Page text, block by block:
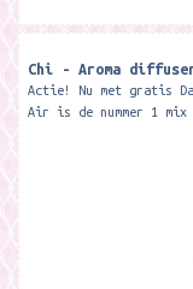
Chi - Aroma
Actie! Nu met gratis
Air is de nummer 1